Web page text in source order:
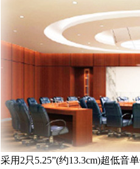
采用2只5.25”(约13.3cm)超低音